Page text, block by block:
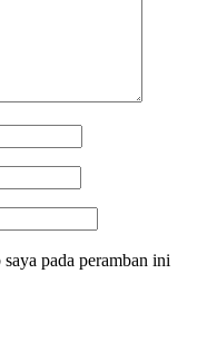
pada peramban ini